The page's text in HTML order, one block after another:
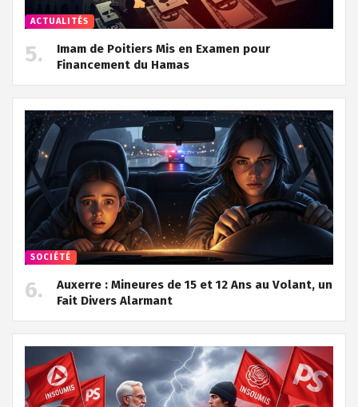
ACTUALITÉS
Imam de Poitiers Mis en Examen pour
Financement du Hamas
SOCIÉTÉ
Auxerre : Mineures de 15 et 12 Ans au Volant, un
Fait Divers Alarmant